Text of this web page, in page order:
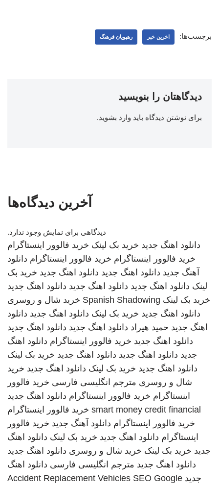
برچسب‌ها: اخرین خبر رهپویان فرهنگ
دیدگاهتان را بنویسید
برای نوشتن دیدگاه باید وارد بشوید.
آخرین دیدگاه‌ها
دیدگاهی برای نمایش وجود ندارد.
دانلود اهنگ جدید خرید بک لینک خرید فالوور اینستاگرام
خرید فالوور اینستاگرام خرید فالوور اینستاگرام دانلود
آهنگ جدید دانلود اهنگ جدید دانلود اهنگ جدید خرید بک
لینک دانلود اهنگ جدید دانلود اهنگ جدید دانلود اهنگ جدید
خرید بک لینک Spanish Shadowing خرید شال و روسری
دانلود اهنگ جدید خرید بک لینک دانلود اهنگ جدید دانلود
اهنگ جدید حمید هیراد دانلود اهنگ جدید دانلود اهنگ جدید
دانلود اهنگ جدید خرید فالوور اینستاگرام دانلود اهنگ
جدید دانلود اهنگ جدید دانلود اهنگ جدید خرید بک لینک
دانلود اهنگ جدید خرید بک لینک دانلود اهنگ جدید خرید
شال و روسری مترجم انگلیسی فارسی خرید فالوور
اینستاگرام خرید فالوور اینستاگرام دانلود اهنگ جدید
smart money credit financial خرید فالوور اینستاگرام
خرید فالوور اینستاگرام دانلود آهنگ جدید خرید فالوور
اینستاگرام دانلود اهنگ جدید خرید بک لینک دانلود اهنگ
جدید خرید بک لینک خرید شال و روسری دانلود اهنگ جدید
دانلود اهنگ جدید مترجم انگلیسی فارسی دانلود اهنگ
جدید
Accident Replacement Vehicles SEO Google